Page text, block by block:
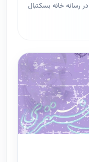
رسانه خانه بسکتبال